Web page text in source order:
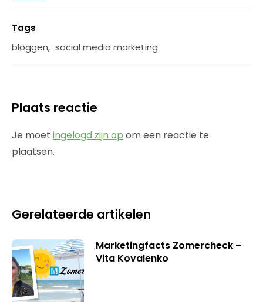
Tags
bloggen, social media marketing
Plaats reactie
Je moet ingelogd zijn op om een reactie te
plaatsen.
Gerelateerde artikelen
Marketingfacts Zomercheck –
Vita Kovalenko